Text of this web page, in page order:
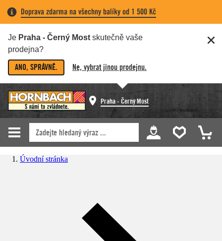
Doprava zdarma na všechny balíky od 1 500 Kč
Je Praha - Černý Most skutečně vaše
prodejna?
ANO, SPRÁVNĚ. Ne, vybrat jinou prodejnu.
Praha - Černý Most
Úvodní stránka